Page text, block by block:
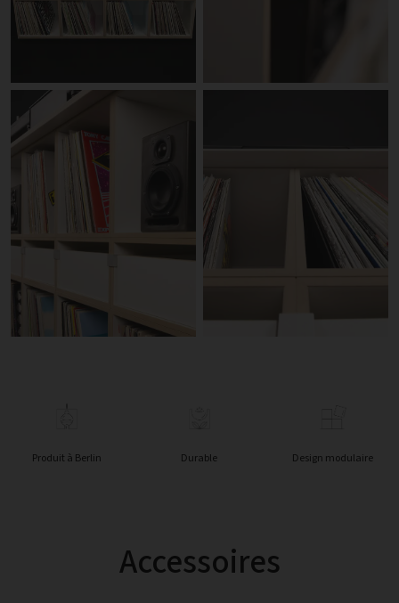
Produit à Berlin Durable Design modulaire
Accessoires